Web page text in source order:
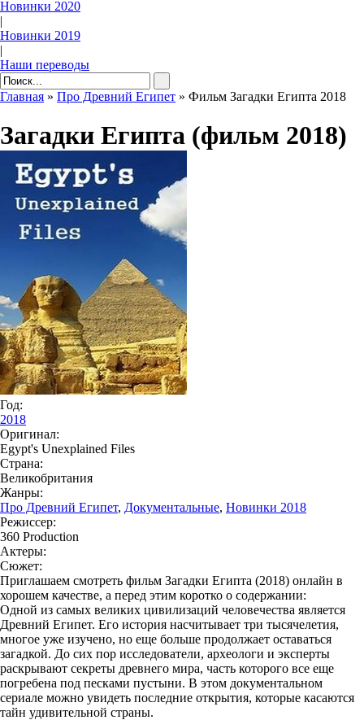
Новинки 2020
|
Новинки 2019
|
Наши переводы
Главная » Про Древний Египет » Фильм Загадки Египта 2018
Загадки Египта (фильм 2018)
Год:
2018
Оригинал:
Egypt's Unexplained Files
Страна:
Великобритания
Жанры:
Про Древний Египет, Документальные, Новинки 2018
Режиссер:
360 Production
Актеры:
Сюжет:
Приглашаем смотреть фильм Загадки Египта (2018) онлайн в
хорошем качестве, а перед этим коротко о содержании:
Одной из самых великих цивилизаций человечества является
Древний Египет. Его история насчитывает три тысячелетия,
многое уже изучено, но еще больше продолжает оставаться
загадкой. До сих пор исследователи, археологи и эксперты
раскрывают секреты древнего мира, часть которого все еще
погребена под песками пустыни. В этом документальном
сериале можно увидеть последние открытия, которые касаются
тайн удивительной страны.